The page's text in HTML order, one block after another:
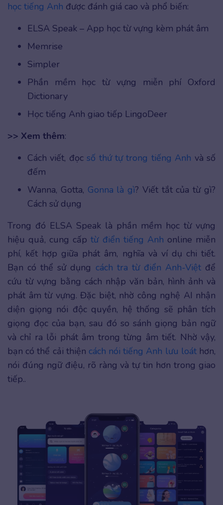
học tiếng Anh được đánh giá cao và phổ biến:
ELSA Speak – App học từ vựng kèm phát âm
Memrise
Simpler
Phần mềm học từ vựng miễn phí Oxford
Dictionary
Học tiếng Anh giao tiếp LingoDeer
>> Xem thêm:
Cách viết, đọcsố thứ tự trong tiếng Anh và số
đếm
Wanna, Gotta, Gonna là gì? Viết tắt của từ gì?
Cách sử dụng
Trong đó ELSA Speak là phần mềm học từ vựng
hiệu quả, cung cấptừ điển tiếng Anh online miễn
phí, kết hợp giữa phát âm, nghĩa và ví dụ chi tiết.
Bạn có thể sử dụng cách tra từ điển Anh-Việtđể
cứu từ vựng bằng cách nhập văn bản, hình ảnh và
phát âm từ vựng. Đặc biệt, nhờ công nghệ AI nhận
diện giọng nói độc quyền, hệ thống sẽ phân tích
giọng đọc của bạn, sau đó so sánh giọng bản ngữ
và chỉ ra lỗi phát âm trong từng âm tiết. Nhờ vậy,
bạn có thể cải thiện cách nói tiếng Anh lưu loáthơn,
nói đúng ngữ điệu, rõ ràng và tự tin hơn trong giao
tiếp..